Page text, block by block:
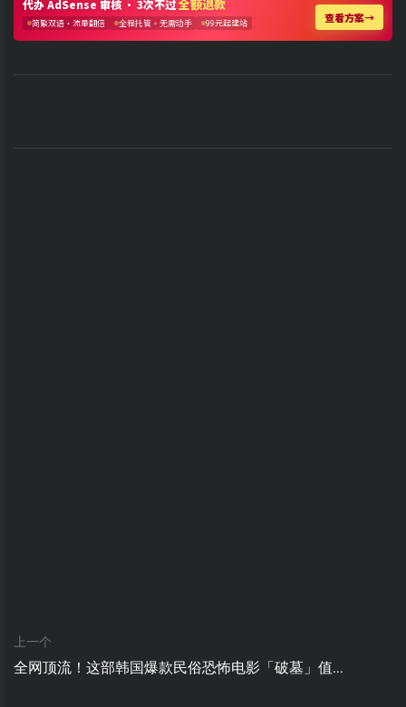
上一个
全网顶流！这部韩国爆款民俗恐怖电影「破墓」值...